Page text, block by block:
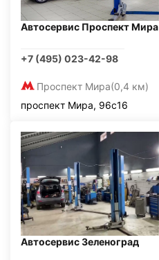
Автосервис Проспект Мира
+7 (495) 023-42-98
Проспект Мира(0,4 км)
проспект Мира, 96с16
Автосервис Зеленоград